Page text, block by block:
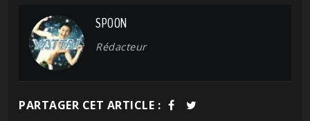
SPOON
Rédacteur
PARTAGER CET ARTICLE :